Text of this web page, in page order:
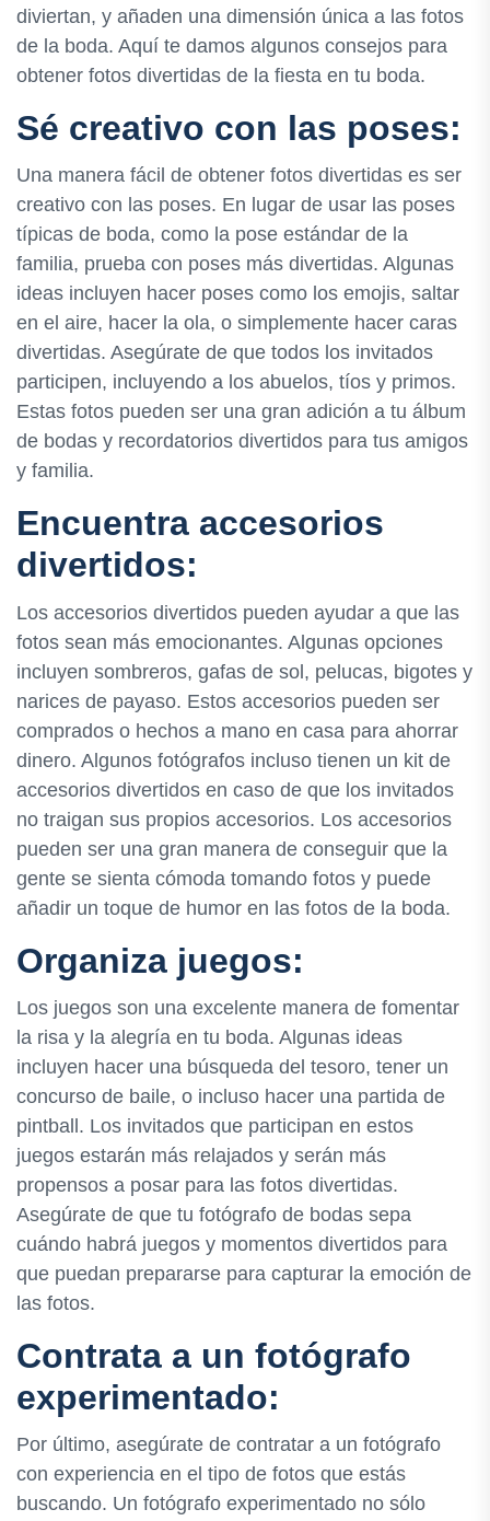
diviertan, y añaden una dimensión única a las fotos
de la boda. Aquí te damos algunos consejos para
obtener fotos divertidas de la fiesta en tu boda.
Sé creativo con las poses:
Una manera fácil de obtener fotos divertidas es ser
creativo con las poses. En lugar de usar las poses
típicas de boda, como la pose estándar de la
familia, prueba con poses más divertidas. Algunas
ideas incluyen hacer poses como los emojis, saltar
en el aire, hacer la ola, o simplemente hacer caras
divertidas. Asegúrate de que todos los invitados
participen, incluyendo a los abuelos, tíos y primos.
Estas fotos pueden ser una gran adición a tu álbum
de bodas y recordatorios divertidos para tus amigos
y familia.
Encuentra accesorios
divertidos:
Los accesorios divertidos pueden ayudar a que las
fotos sean más emocionantes. Algunas opciones
incluyen sombreros, gafas de sol, pelucas, bigotes y
narices de payaso. Estos accesorios pueden ser
comprados o hechos a mano en casa para ahorrar
dinero. Algunos fotógrafos incluso tienen un kit de
accesorios divertidos en caso de que los invitados
no traigan sus propios accesorios. Los accesorios
pueden ser una gran manera de conseguir que la
gente se sienta cómoda tomando fotos y puede
añadir un toque de humor en las fotos de la boda.
Organiza juegos:
Los juegos son una excelente manera de fomentar
la risa y la alegría en tu boda. Algunas ideas
incluyen hacer una búsqueda del tesoro, tener un
concurso de baile, o incluso hacer una partida de
pintball. Los invitados que participan en estos
juegos estarán más relajados y serán más
propensos a posar para las fotos divertidas.
Asegúrate de que tu fotógrafo de bodas sepa
cuándo habrá juegos y momentos divertidos para
que puedan prepararse para capturar la emoción de
las fotos.
Contrata a un fotógrafo
experimentado:
Por último, asegúrate de contratar a un fotógrafo
con experiencia en el tipo de fotos que estás
buscando. Un fotógrafo experimentado no sólo